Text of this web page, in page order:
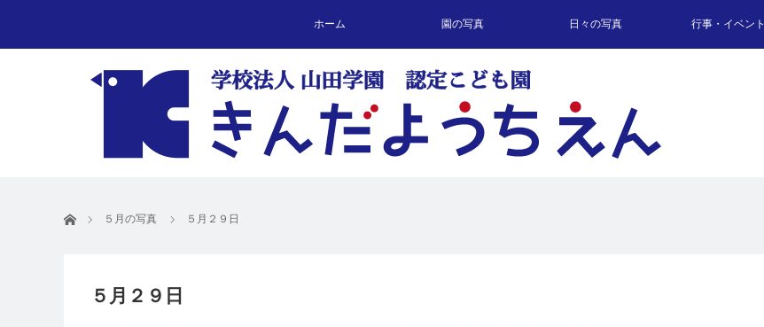
ホーム 園の写真 日々の写真 行事・イベント
ホーム ５月の写真 ５月２９日
５月２９日